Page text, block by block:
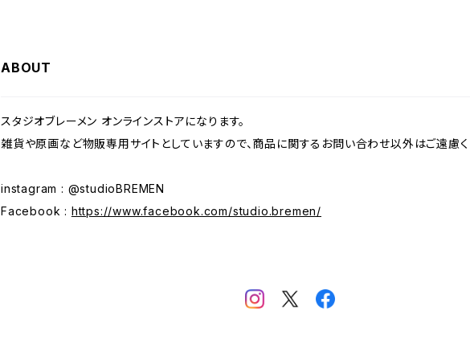
ABOUT
スタジオブレーメン オンラインストアになります。
雑貨や原画など物販専用サイトとしていますので、商品に関するお問い合わせ以外はご遠慮く
instagram : @studioBREMEN
Facebook : https://www.facebook.com/studio.bremen/